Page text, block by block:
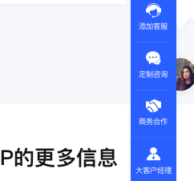
的更多信息
添加客服
定制咨询
商务合作
大客户经理